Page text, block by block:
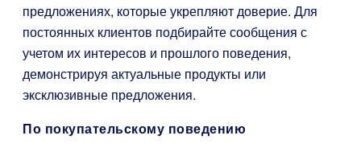
предложениях, которые укрепляют доверие. Для
постоянных клиентов подбирайте сообщения с
учетом их интересов и прошлого поведения,
демонстрируя актуальные продукты или
эксклюзивные предложения.
По покупательскому поведению